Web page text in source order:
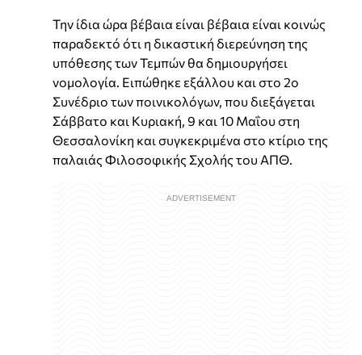
Την ίδια ώρα βέβαια είναι βέβαια είναι κοινώς
παραδεκτό ότι η δικαστική διερεύνηση της
υπόθεσης των Τεμπών θα δημιουργήσει
νομολογία. Ειπώθηκε εξάλλου και στο 2ο
Συνέδριο των ποινικολόγων, που διεξάγεται
Σάββατο και Κυριακή, 9 και 10 Μαΐου στη
Θεσσαλονίκη και συγκεκριμένα στο κτίριο της
παλαιάς Φιλοσοφικής Σχολής του ΑΠΘ.